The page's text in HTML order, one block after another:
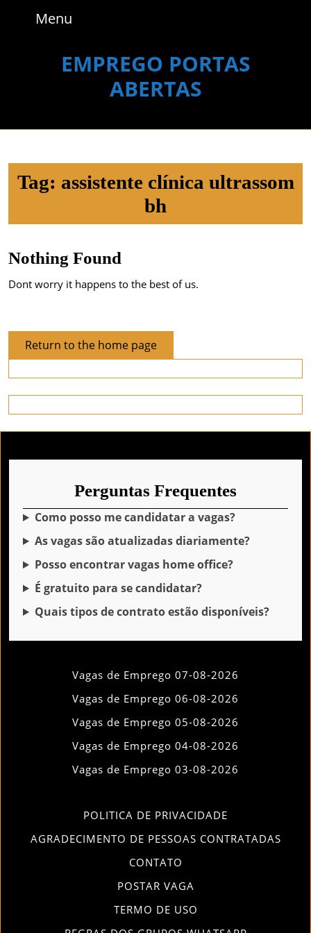
Menu
EMPREGO PORTAS
ABERTAS
Tag: assistente clínica ultrassom
bh
Nothing Found
Dont worry it happens to the best of us.
Return to the home pageReturn
to
the
home
page
Perguntas Frequentes
Como posso me candidatar a vagas?
As vagas são atualizadas diariamente?
Posso encontrar vagas home office?
É gratuito para se candidatar?
Quais tipos de contrato estão disponíveis?
Vagas de Emprego 07-08-2026
Vagas de Emprego 06-08-2026
Vagas de Emprego 05-08-2026
Vagas de Emprego 04-08-2026
Vagas de Emprego 03-08-2026
POLITICA DE PRIVACIDADE
AGRADECIMENTO DE PESSOAS CONTRATADAS
CONTATO
POSTAR VAGA
TERMO DE USO